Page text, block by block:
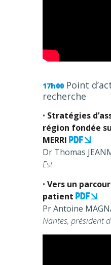
17h00 Point
recherche
• Stratégies
région fondée
MERRI
Dr Thomas
Est
• Vers un
patient
Pr Antoine
Nantes, président